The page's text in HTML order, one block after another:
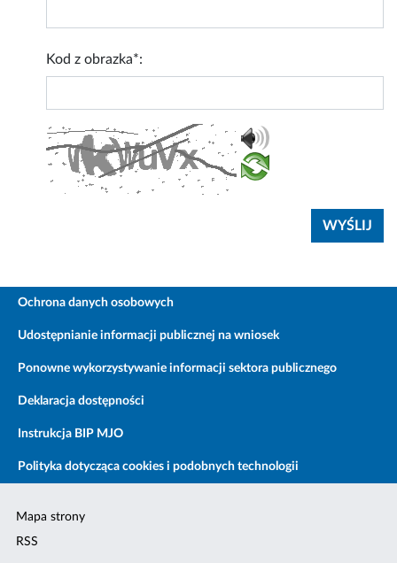
Kod z obrazka*:
Ochrona danych osobowych
Udostępnianie informacji publicznej na wniosek
Ponowne wykorzystywanie informacji sektora publicznego
Deklaracja dostępności
Instrukcja BIP MJO
Polityka dotycząca cookies i podobnych technologii
Mapa strony
RSS